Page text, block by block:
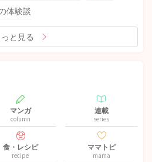
体験談
と見る
マンガ
column
連載
series
食・レシピ
recipe
ママトピ
mama